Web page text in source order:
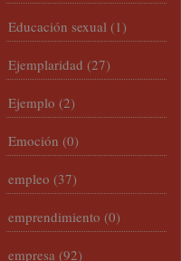
Educación sexual (1)
Ejemplaridad (27)
Ejemplo (2)
Emoción (0)
empleo (37)
emprendimiento (0)
empresa (92)